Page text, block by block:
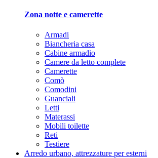
Zona notte e camerette
Armadi
Biancheria casa
Cabine armadio
Camere da letto complete
Camerette
Comò
Comodini
Guanciali
Letti
Materassi
Mobili toilette
Reti
Testiere
Arredo urbano, attrezzature per esterni